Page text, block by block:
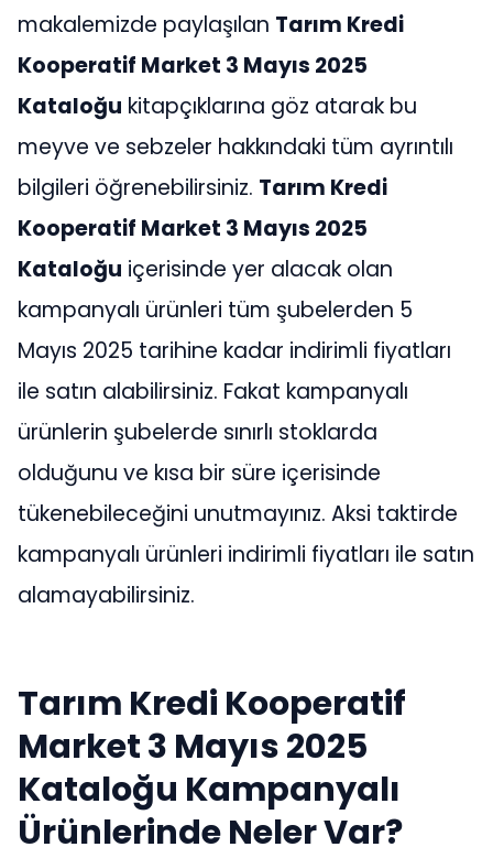
makalemizde paylaşılan Tarım Kredi
Kooperatif Market 3 Mayıs 2025
Kataloğu kitapçıklarına göz atarak bu
meyve ve sebzeler hakkındaki tüm ayrıntılı
bilgileri öğrenebilirsiniz. Tarım Kredi
Kooperatif Market 3 Mayıs 2025
Kataloğu içerisinde yer alacak olan
kampanyalı ürünleri tüm şubelerden 5
Mayıs 2025 tarihine kadar indirimli fiyatları
ile satın alabilirsiniz. Fakat kampanyalı
ürünlerin şubelerde sınırlı stoklarda
olduğunu ve kısa bir süre içerisinde
tükenebileceğini unutmayınız. Aksi taktirde
kampanyalı ürünleri indirimli fiyatları ile satın
alamayabilirsiniz.
Tarım Kredi Kooperatif
Market 3 Mayıs 2025
Kataloğu Kampanyalı
Ürünlerinde Neler Var?